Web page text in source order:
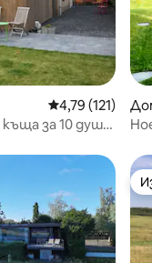
Средна оценка:
4,79 (121)
за 10 души